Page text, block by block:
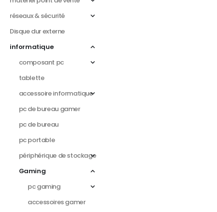
réseaux & sécurité
Disque dur externe
informatique
composant pc
tablette
accessoire informatique
pc de bureau gamer
pc de bureau
pc portable
périphérique de stockage
Gaming
pc gaming
accessoires gamer